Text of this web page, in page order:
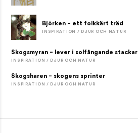
Björken – ett folkkärt träd
INSPIRATION / DJUR OCH NATUR
Skogsmyran – lever i solfångande stackar
INSPIRATION / DJUR OCH NATUR
Skogsharen – skogens sprinter
INSPIRATION / DJUR OCH NATUR